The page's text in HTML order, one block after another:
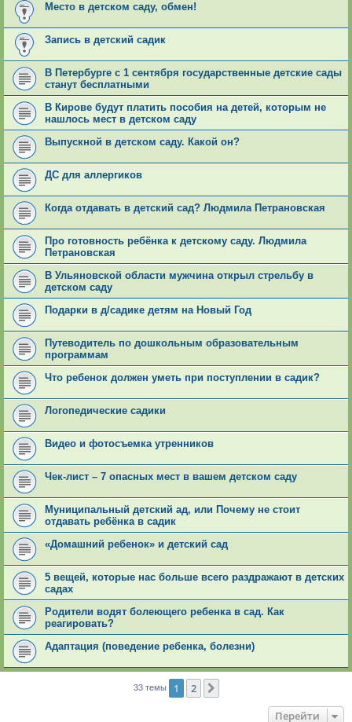
Место в детском саду, обмен!
Запись в детский садик
В Петербурге с 1 сентября государственные детские сады
станут бесплатными
В Кирове будут платить пособия на детей, которым не
нашлось мест в детском саду
Выпускной в детском саду. Какой он?
ДС для аллергиков
Когда отдавать в детский сад? Людмила Петрановская
Про готовность ребёнка к детскому саду. Людмила
Петрановская
В Ульяновской области мужчина открыл стрельбу в
детском саду
Подарки в д/садике детям на Новый Год
Путеводитель по дошкольным образовательным
программам
Что ребенок должен уметь при поступлении в садик?
Логопедические садики
Видео и фотосъемка утренников
Чек-лист – 7 опасных мест в вашем детском саду
Муниципальный детский ад, или Почему не стоит
отдавать ребёнка в садик
«Домашний ребенок» и детский сад
5 вещей, которые нас больше всего раздражают в детских
садах
Родители водят болеющего ребенка в сад. Как
реагировать?
Адаптация (поведение ребенка, болезни)
33 темы 1 2
Перейти